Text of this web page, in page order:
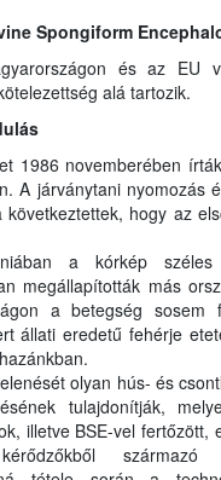
Spongiform
és az EU
alá tartozik.
1986 novemberében
A járványtani nyomozás
következtettek, hogy az
a kórkép
megállapították más
a betegség sosem
állati eredetű fehérje
olyan hús- és
tulajdonítják,
illetve BSE-vel fertőzött,
származó